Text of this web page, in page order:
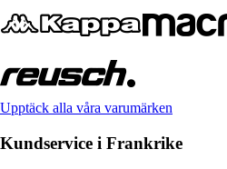
Upptäck alla våra varumärken
Kundservice i Frankrike